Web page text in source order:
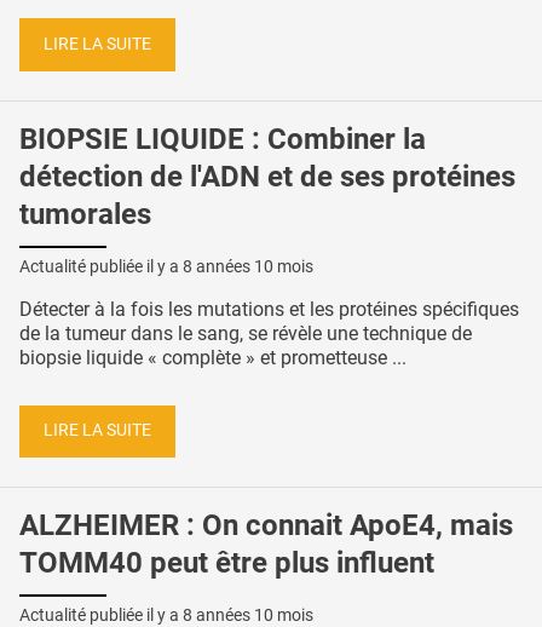
LIRE LA SUITE
BIOPSIE LIQUIDE : Combiner la
détection de l'ADN et de ses protéines
tumorales
Actualité publiée il y a 8 années 10 mois
Détecter à la fois les mutations et les protéines spécifiques
de la tumeur dans le sang, se révèle une technique de
biopsie liquide « complète » et prometteuse ...
LIRE LA SUITE
ALZHEIMER : On connait ApoE4, mais
TOMM40 peut être plus influent
Actualité publiée il y a 8 années 10 mois